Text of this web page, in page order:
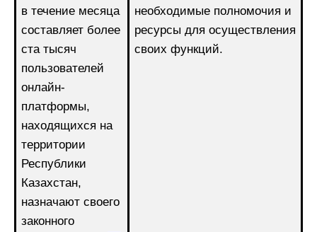
в течение месяца
составляет более
ста тысяч
пользователей
онлайн-
платформы,
находящихся на
территории
Республики
Казахстан,
назначают своего
законного
необходимые полномочия и
ресурсы для осуществления
своих функций.